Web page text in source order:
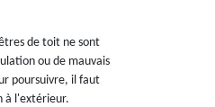
de toit ne sont
ou de mauvais
poursuivre, il faut
à l'extérieur.